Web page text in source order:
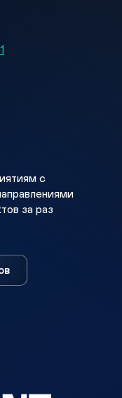
с
за раз